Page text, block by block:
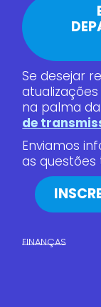
Se desejar
na palma
de
Enviamos
as questões
FINANÇAS​